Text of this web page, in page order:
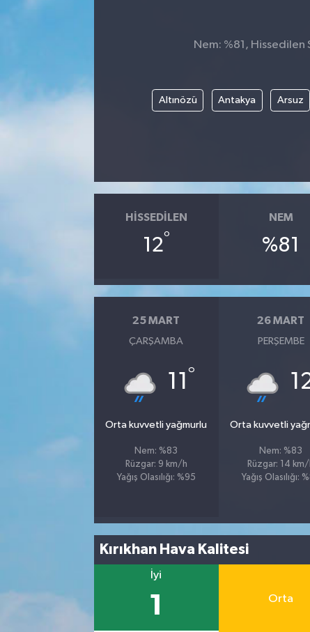
Nem: %81, Hissedilen
Altınözü Antakya Arsuz
HISSEDILEN
12°
NEM
%81
25 MART
ÇARŞAMBA
11 °
Orta kuvvetli yağmurlu
Nem: %83
Rüzgar: 9 km/h
Yağış Olasılığı: %95
26 MART
PERŞEMBE
Orta kuvvetli
Nem: %83
Rüzgar: 14 km/
Yağış Olasılığı:
Kırıkhan Hava Kalitesi
İyi
1 Orta
YAŞAM